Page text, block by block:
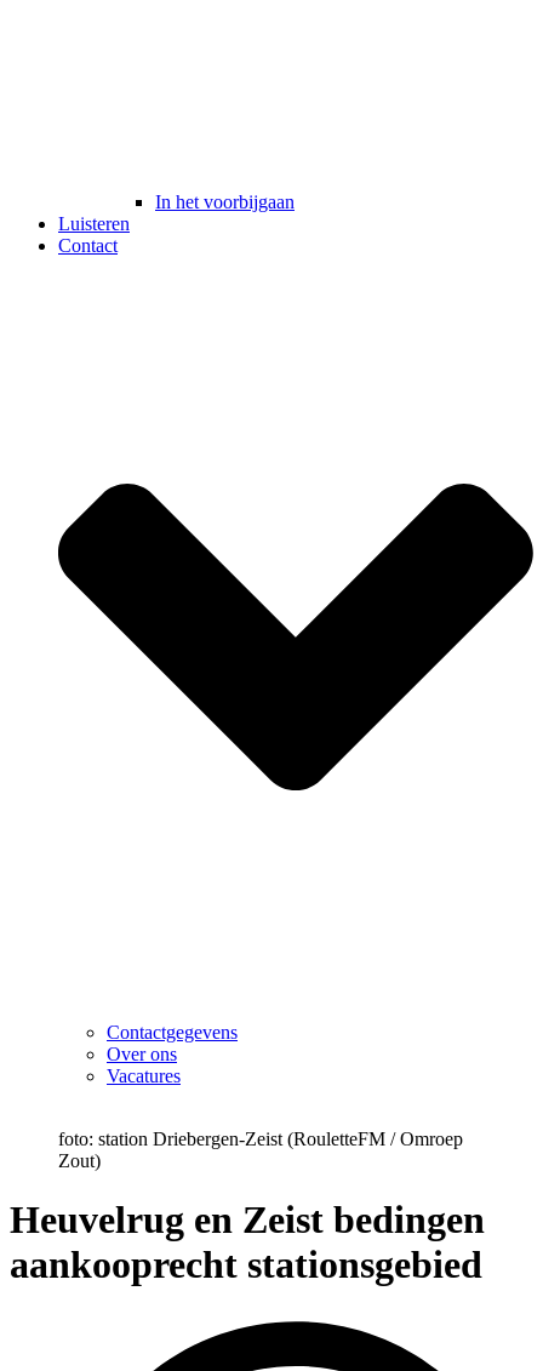
In het voorbijgaan
Luisteren
Contact
Contactgegevens
Over ons
Vacatures
foto: station Driebergen-Zeist (RouletteFM / Omroep
Zout)
Heuvelrug en Zeist bedingen
aankooprecht stationsgebied